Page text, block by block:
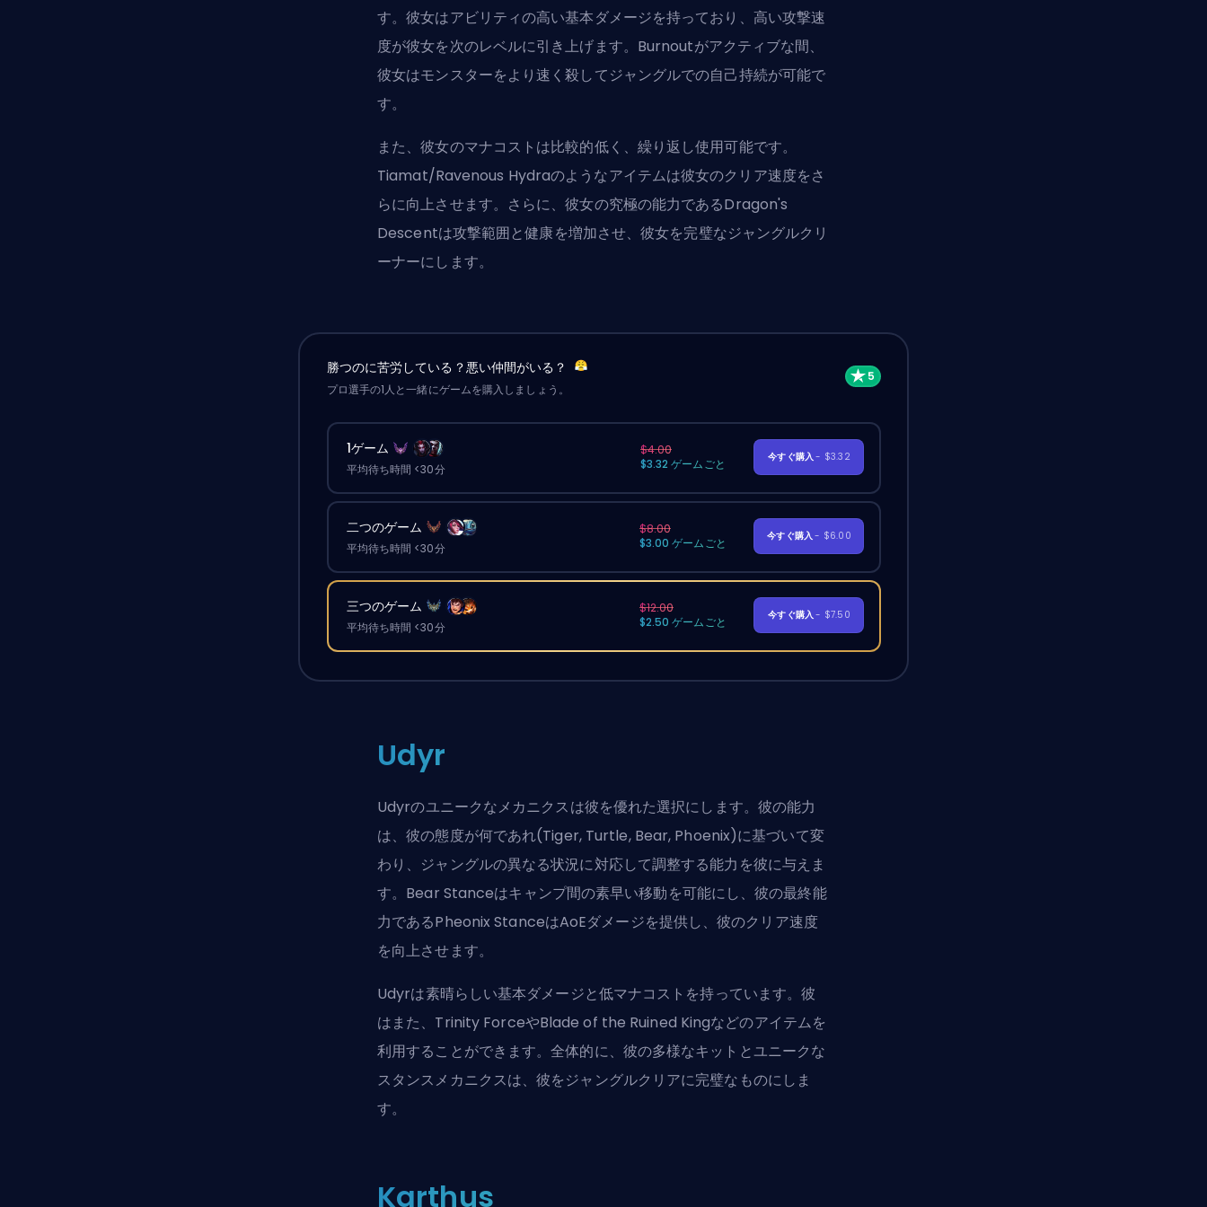
す。彼女はアビリティの高い基本ダメージを持っており、高い攻撃速
度が彼女を次のレベルに引き上げます。Burnoutがアクティブな間、
彼女はモンスターをより速く殺してジャングルでの自己持続が可能で
す。
また、彼女のマナコストは比較的低く、繰り返し使用可能です。
Tiamat/Ravenous Hydraのようなアイテムは彼女のクリア速度をさ
らに向上させます。さらに、彼女の究極の能力であるDragon's
Descentは攻撃範囲と健康を増加させ、彼女を完璧なジャングルクリ
ーナーにします。
勝つのに苦労している？悪い仲間がいる？
プロ選手の1人と一緒にゲームを購入しましょう。
1ゲーム
平均待ち時間 <30分
$4.00
$3.32 ゲームごと
今すぐ購入- $3.32
二つのゲーム
平均待ち時間 <30分
$8.00
$3.00 ゲームごと
今すぐ購入- $6.00
三つのゲーム
平均待ち時間 <30分
$12.00
$2.50 ゲームごと
今すぐ購入- $7.50
Udyr
Udyrのユニークなメカニクスは彼を優れた選択にします。彼の能力
は、彼の態度が何であれ(Tiger, Turtle, Bear, Phoenix)に基づいて変
わり、ジャングルの異なる状況に対応して調整する能力を彼に与えま
す。Bear Stanceはキャンプ間の素早い移動を可能にし、彼の最終能
力であるPheonix StanceはAoEダメージを提供し、彼のクリア速度
を向上させます。
Udyrは素晴らしい基本ダメージと低マナコストを持っています。彼
はまた、Trinity ForceやBlade of the Ruined Kingなどのアイテムを
利用することができます。全体的に、彼の多様なキットとユニークな
スタンスメカニクスは、彼をジャングルクリアに完璧なものにしま
す。
Karthus